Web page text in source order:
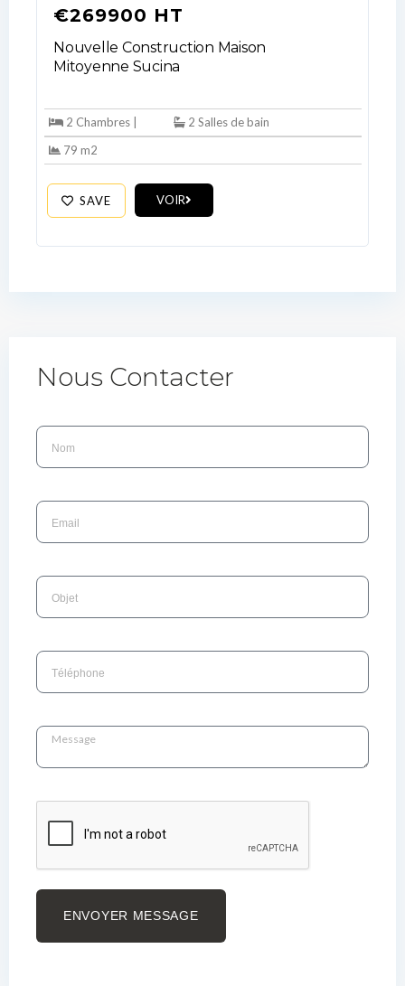
€269900 HT
Nouvelle Construction Maison
Mitoyenne Sucina
2 Chambres |
2 Salles de bain
79 m2
SAVE VOIR
Nous Contacter
ENVOYER MESSAGE